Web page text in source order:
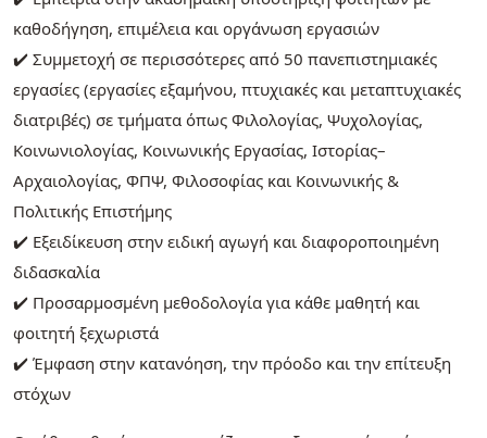
καθοδήγηση, επιμέλεια και οργάνωση εργασιών
✔️ Συμμετοχή σε περισσότερες από 50 πανεπιστημιακές
εργασίες (εργασίες εξαμήνου, πτυχιακές και μεταπτυχιακές
διατριβές) σε τμήματα όπως Φιλολογίας, Ψυχολογίας,
Κοινωνιολογίας, Κοινωνικής Εργασίας, Ιστορίας–
Αρχαιολογίας, ΦΠΨ, Φιλοσοφίας και Κοινωνικής &
Πολιτικής Επιστήμης
✔️ Εξειδίκευση στην ειδική αγωγή και διαφοροποιημένη
διδασκαλία
✔️ Προσαρμοσμένη μεθοδολογία για κάθε μαθητή και
φοιτητή ξεχωριστά
✔️ Έμφαση στην κατανόηση, την πρόοδο και την επίτευξη
στόχων